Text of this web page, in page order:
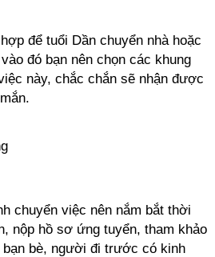
để tuổi Dần chuyển nhà hoặc
đó bạn nên chọn các khung
này, chắc chắn sẽ nhận được
chuyển việc nên nắm bắt thời
nộp hồ sơ ứng tuyển, tham khảo
bè, người đi trước có kinh